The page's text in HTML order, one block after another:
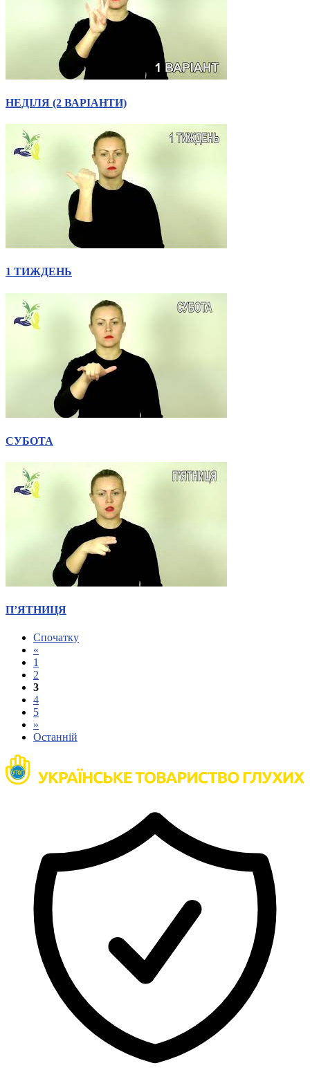
НЕДІЛЯ (2 ВАРІАНТИ)
1 ТИЖДЕНЬ
СУБОТА
П’ЯТНИЦЯ
Спочатку
«
1
2
3
4
5
»
Останній